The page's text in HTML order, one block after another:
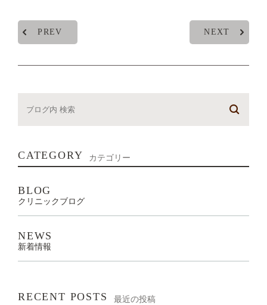
PREV NEXT
CATEGORY カテゴリー
BLOG
クリニックブログ
NEWS
新着情報
RECENT POSTS 最近の投稿